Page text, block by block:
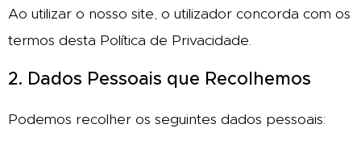
Ao utilizar o nosso site, o utilizador concorda com os
termos desta Política de Privacidade.
2. Dados Pessoais que Recolhemos
Podemos recolher os seguintes dados pessoais: